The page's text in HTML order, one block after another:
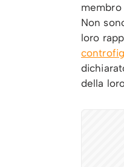
membro
Non
loro
della